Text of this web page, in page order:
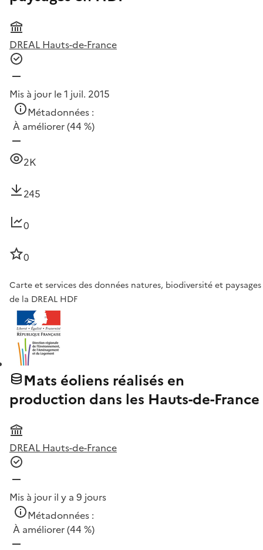
DREAL Hauts-de-France
Mis à jour le 1 juil. 2015
Métadonnées :
À améliorer(44 %)
2K
245
0
0
Carte et services des données natures, biodiversité et paysages
de la DREAL HDF
Mats éoliens réalisés en
production dans les Hauts-de-France
DREAL Hauts-de-France
Mis à jour il y a 9 jours
Métadonnées :
À améliorer(44 %)